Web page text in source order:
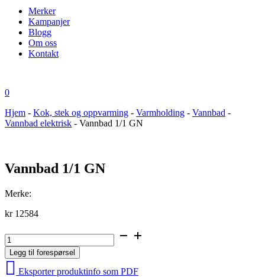
Merker
Kampanjer
Blogg
Om oss
Kontakt
0
Hjem - Kok, stek og oppvarming - Varmholding - Vannbad -
Vannbad elektrisk - Vannbad 1/1 GN
Vannbad 1/1 GN
Merke:
kr12584
Vannbad
1/1
GN
antall
Legg til forespørsel
Eksporter produktinfo som PDF